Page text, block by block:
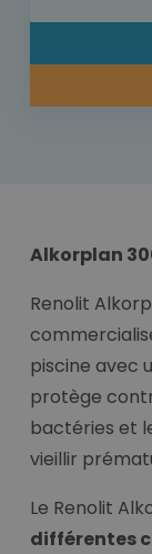
Alkorplan
Renolit
piscine avec
protège
bactéries et
vieillir
Le Renolit
différentes